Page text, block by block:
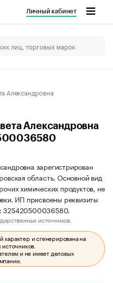
Личный кабинет
Александровна
Александровна
зарегистрирован
область. Основной вид
химических продуктов, не
ИП присвоены реквизиты
325420500036580.
источников.
и сгенерирована на
и не имеет деловых